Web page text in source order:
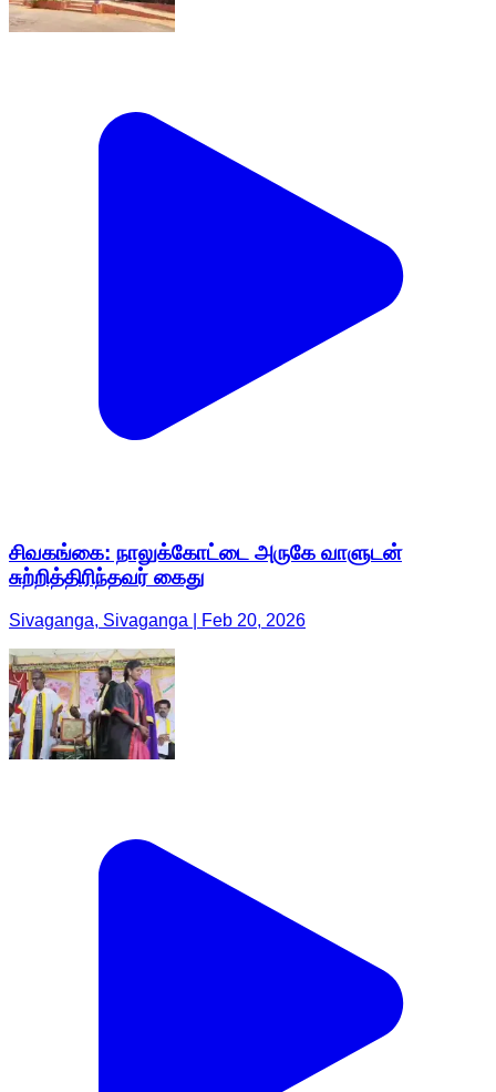
சிவகங்கை: நாலுக்கோட்டை அருகே வாளுடன்
சுற்றித்திரிந்தவர் கைது
Sivaganga, Sivaganga | Feb 20, 2026